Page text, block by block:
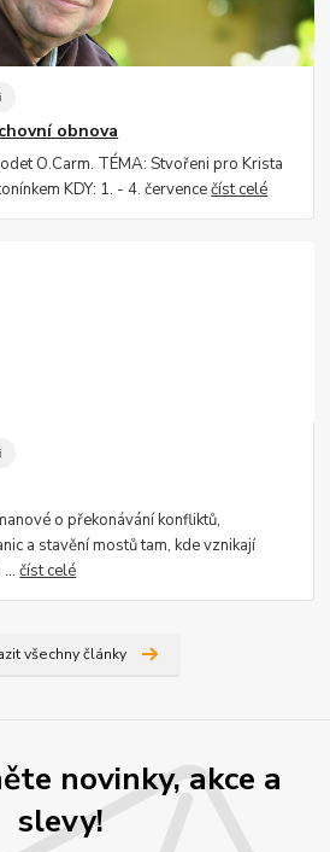
obnova
O.Carm. TÉMA: Stvořeni pro Krista
KDY: 1. - 4. červencečíst celé
o překonávání konfliktů,
a stavění mostů tam, kde vznikají
...číst celé
všechny články
novinky, akce a
slevy!